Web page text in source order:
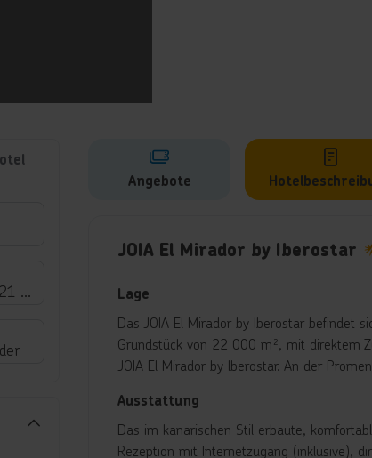
Nächte
Angebote
JOIA El Mirador by Iberostar
Lage
Das JOIA El Mirador by Iberostar befindet
Grundstück von 22 000 m², mit direktem
JOIA El Mirador by Iberostar. An der
Ausstattung
Das im kanarischen Stil erbaute,
Rezeption mit Internetzugang (inklusive),